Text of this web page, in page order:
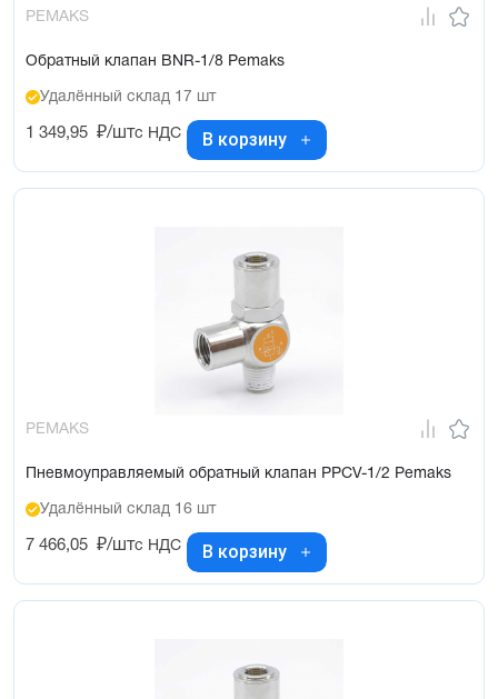
PEMAKS
Обратный клапан BNR-1/8 Pemaks
Удалённый склад 17 шт
1 349,95 ₽/штс НДС В корзину
PEMAKS
Пневмоуправляемый обратный клапан PPCV-1/2 Pemaks
Удалённый склад 16 шт
7 466,05 ₽/штс НДС В корзину